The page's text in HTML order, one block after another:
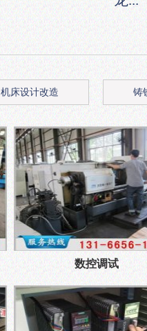
机床设计改造 铸
数控调试